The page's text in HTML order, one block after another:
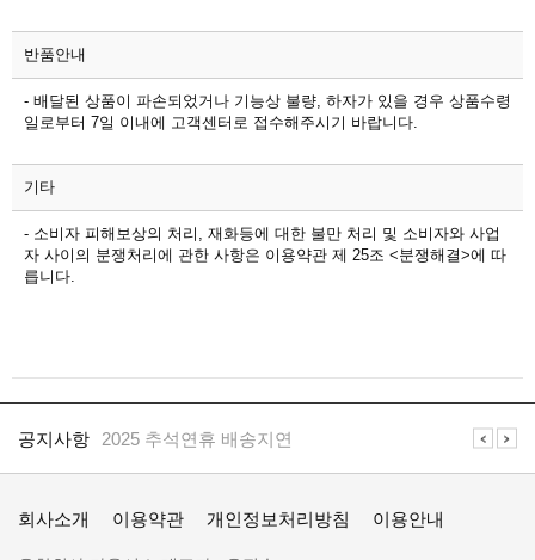
반품안내
- 배달된 상품이 파손되었거나 기능상 불량, 하자가 있을 경우 상품수령
일로부터 7일 이내에 고객센터로 접수해주시기 바랍니다.
기타
- 소비자 피해보상의 처리, 재화등에 대한 불만 처리 및 소비자와 사업
자 사이의 분쟁처리에 관한 사항은 이용약관 제 25조 <분쟁해결>에 따
릅니다.
지
공지사항 2025 추석연휴 배송지연
공지사항 일렉프로는 수배전반 전기자재 전문 쇼핑몰 입니다
렉
회사소개 이용약관 개인정보처리방침 이용안내